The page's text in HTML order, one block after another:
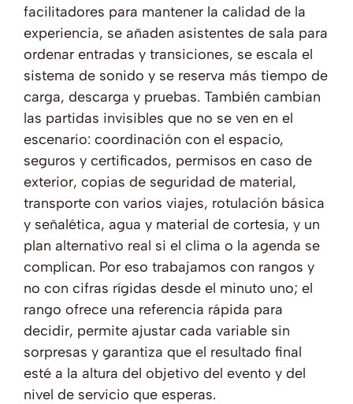
facilitadores para mantener la calidad de la
experiencia, se añaden asistentes de sala para
ordenar entradas y transiciones, se escala el
sistema de sonido y se reserva más tiempo de
carga, descarga y pruebas. También cambian
las partidas invisibles que no se ven en el
escenario: coordinación con el espacio,
seguros y certificados, permisos en caso de
exterior, copias de seguridad de material,
transporte con varios viajes, rotulación básica
y señalética, agua y material de cortesía, y un
plan alternativo real si el clima o la agenda se
complican. Por eso trabajamos con rangos y
no con cifras rígidas desde el minuto uno; el
rango ofrece una referencia rápida para
decidir, permite ajustar cada variable sin
sorpresas y garantiza que el resultado final
esté a la altura del objetivo del evento y del
nivel de servicio que esperas.